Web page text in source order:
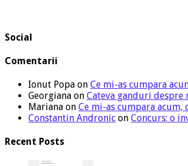
Social
Comentarii
Ionut Popa on Ce mi-as cumpara
Georgiana on Cateva ganduri
Mariana on Ce mi-as cumpara
Constantin Andronic on Concurs: o
Recent Posts